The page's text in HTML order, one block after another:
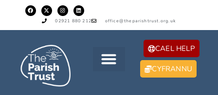
02921 880 212 office@theparishtrust.org.uk
CAEL HELP
CYFRANNU